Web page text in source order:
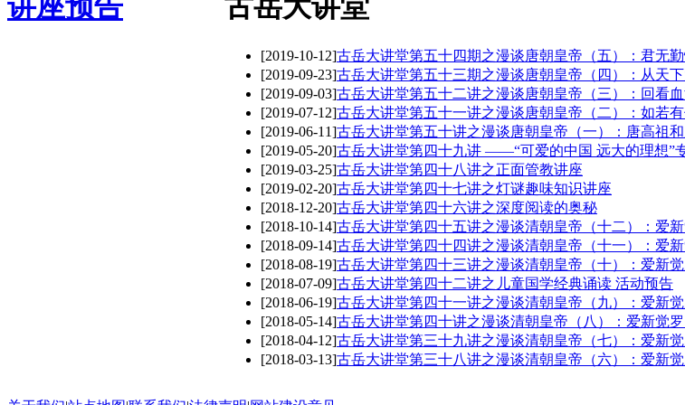
讲座预告 古岳大讲堂
[2019-10-12]古岳大讲堂第五十四期之漫谈唐朝皇帝（五）：君无
[2019-09-23]古岳大讲堂第五十三期之漫谈唐朝皇帝（四）：从天
[2019-09-03]古岳大讲堂第五十二讲之漫谈唐朝皇帝（三）：回看
[2019-07-12]古岳大讲堂第五十一讲之漫谈唐朝皇帝（二）：如若
[2019-06-11]古岳大讲堂第五十讲之漫谈唐朝皇帝（一）：唐高祖
[2019-05-20]古岳大讲堂第四十九讲 ——“可爱的中国 远大的理想”
[2019-03-25]古岳大讲堂第四十八讲之正面管教讲座
[2019-02-20]古岳大讲堂第四十七讲之灯谜趣味知识讲座
[2018-12-20]古岳大讲堂第四十六讲之深度阅读的奥秘
[2018-10-14]古岳大讲堂第四十五讲之漫谈清朝皇帝（十二）：爱
[2018-09-14]古岳大讲堂第四十四讲之漫谈清朝皇帝（十一）：爱
[2018-08-19]古岳大讲堂第四十三讲之漫谈清朝皇帝（十）：爱新
[2018-07-09]古岳大讲堂第四十二讲之儿童国学经典诵读 活动预告
[2018-06-19]古岳大讲堂第四十一讲之漫谈清朝皇帝（九）：爱新
[2018-05-14]古岳大讲堂第四十讲之漫谈清朝皇帝（八）：爱新觉
[2018-04-12]古岳大讲堂第三十九讲之漫谈清朝皇帝（七）：爱新
[2018-03-13]古岳大讲堂第三十八讲之漫谈清朝皇帝（六）：爱新